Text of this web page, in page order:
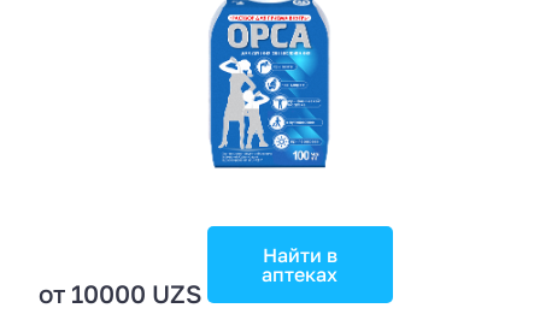
от 10000 UZS
Найти в
аптеках